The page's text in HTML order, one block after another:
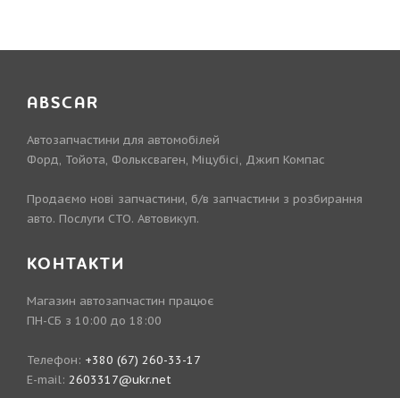
ABSCAR
Автозапчастини для автомобілей
Форд, Тойота, Фольксваген, Міцубісі, Джип Компас
Продаємо нові запчастини, б/в запчастини з розбирання
авто. Послуги СТО. Автовикуп.
КОНТАКТИ
Магазин автозапчастин працює
ПН-СБ з 10:00 до 18:00
Телефон: +380 (67) 260-33-17
E-mail: 2603317@ukr.net